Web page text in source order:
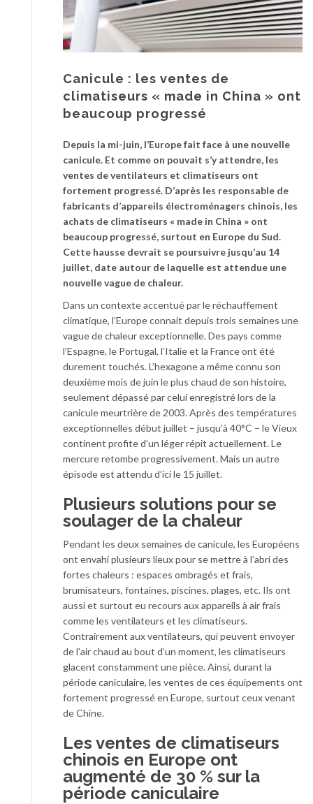
Canicule : les ventes de
climatiseurs « made in China » ont
beaucoup progressé
Depuis la mi-juin, l’Europe fait face à une nouvelle
canicule. Et comme on pouvait s’y attendre, les
ventes de ventilateurs et climatiseurs ont
fortement progressé. D’après les responsable de
fabricants d’appareils électroménagers chinois, les
achats de climatiseurs « made in China » ont
beaucoup progressé, surtout en Europe du Sud.
Cette hausse devrait se poursuivre jusqu’au 14
juillet, date autour de laquelle est attendue une
nouvelle vague de chaleur.
Dans un contexte accentué par le réchauffement
climatique, l’Europe connait depuis trois semaines une
vague de chaleur exceptionnelle. Des pays comme
l’Espagne, le Portugal, l’Italie et la France ont été
durement touchés. L’hexagone a même connu son
deuxième mois de juin le plus chaud de son histoire,
seulement dépassé par celui enregistré lors de la
canicule meurtrière de 2003. Après des températures
exceptionnelles début juillet – jusqu’à 40°C – le Vieux
continent profite d’un léger répit actuellement. Le
mercure retombe progressivement. Mais un autre
épisode est attendu d’ici le 15 juillet.
Plusieurs solutions pour se
soulager de la chaleur
Pendant les deux semaines de canicule, les Européens
ont envahi plusieurs lieux pour se mettre à l’abri des
fortes chaleurs : espaces ombragés et frais,
brumisateurs, fontaines, piscines, plages, etc. Ils ont
aussi et surtout eu recours aux appareils à air frais
comme les ventilateurs et les climatiseurs.
Contrairement aux ventilateurs, qui peuvent envoyer
de l’air chaud au bout d’un moment, les climatiseurs
glacent constamment une pièce. Ainsi, durant la
période caniculaire, les ventes de ces équipements ont
fortement progressé en Europe, surtout ceux venant
de Chine.
Les ventes de climatiseurs
chinois en Europe ont
augmenté de 30 % sur la
période caniculaire